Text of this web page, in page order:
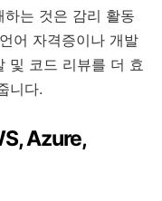
는 것은 감리 활동
어 자격증이나 개발
및 코드 리뷰를 더 효
니다.
Azure,